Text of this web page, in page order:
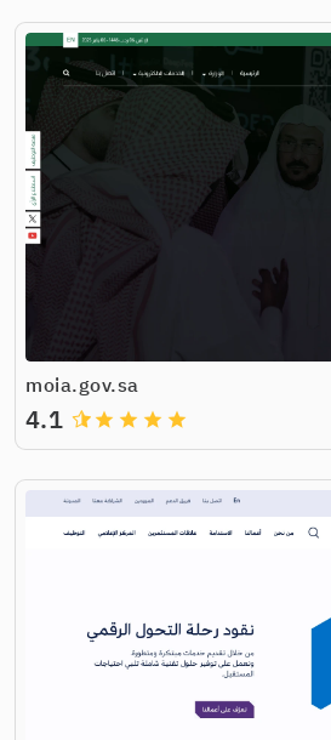
moia.gov.sa
grade
grade
grade
grade
4.1